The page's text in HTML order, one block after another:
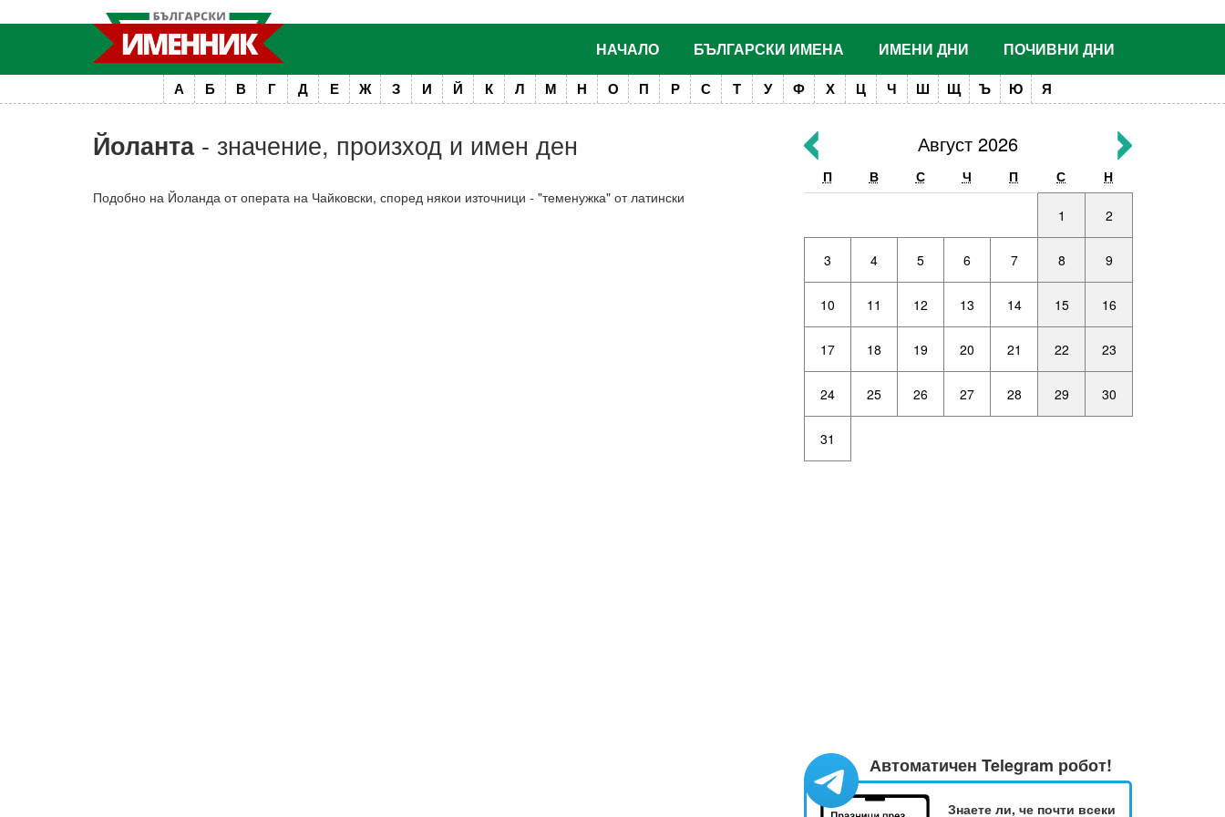
НАЧАЛО БЪЛГАРСКИ ИМЕНА ИМЕНИ ДНИ ПОЧИВНИ ДНИ
А Б В Г Д Е Ж З И Й К Л М Н О П Р С Т У Ф Х Ц Ч Ш Щ Ъ Ю Я
Йоланта- значение, произход и имен ден
Подобно на Йоланда от операта на Чайковски, според някои източници - "теменужка" от латински
Август 2026
П В С Ч П С Н
1 2
3 4 5 6 7 8 9
10 11 12 13 14 15 16
17 18 19 20 21 22 23
24 25 26 27 28 29 30
31
Автоматичен Telegram робот!
Знаете ли, че почти всеки